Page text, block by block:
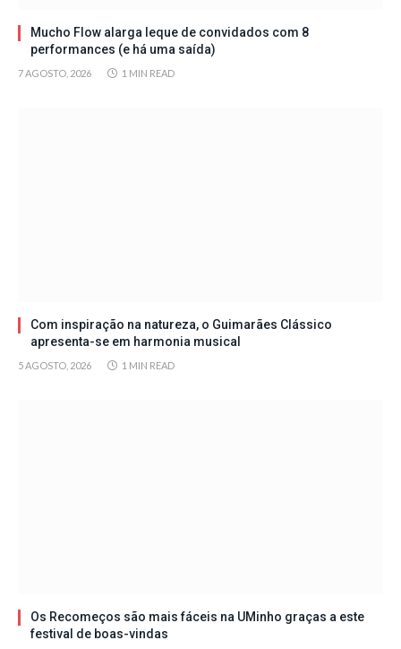
Mucho Flow alarga leque de convidados com 8
performances (e há uma saída)
7 AGOSTO, 2026 1 MIN READ
Com inspiração na natureza, o Guimarães Clássico
apresenta-se em harmonia musical
5 AGOSTO, 2026 1 MIN READ
Os Recomeços são mais fáceis na UMinho graças a este
festival de boas-vindas